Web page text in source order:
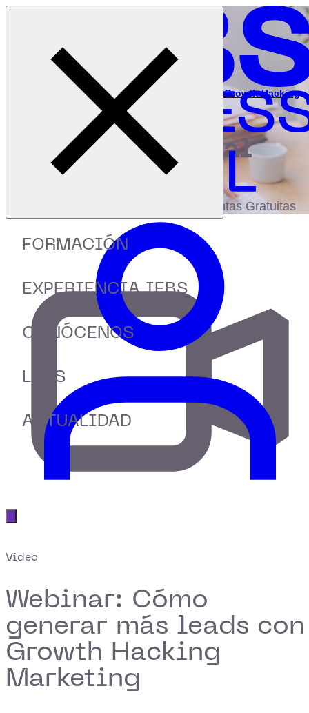
FORMACIÓN
EXPERIENCIA IEBS
CONÓCENOS
LABS
ACTUALIDAD
Inicio
Recursos
Webinar: Cómo generar más leads con Growth Hacking
bibliotecadigital
Accede a más de 150 Recursos, Guías,
eBooks,Plantillas, Estudios y Herramientas Gratuitas
Video
Webinar: Cómo
generar más leads con
Growth Hacking
Marketing